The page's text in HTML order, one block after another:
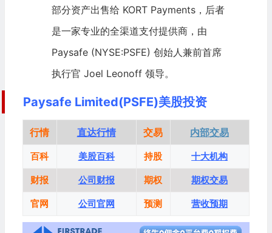
部分资产出售给 KORT Payments，后者
是一家专业的全渠道支付提供商，由
Paysafe (NYSE:PSFE) 创始人兼前首席
执行官 Joel Leonoff 领导。
Paysafe Limited(PSFE)美股投资
行情 直达行情 交易 内部交易
百科 美股百科 持股 十大机构
财报 公司财报 期权 期权交易
官网 公司官网 预测 营收预期